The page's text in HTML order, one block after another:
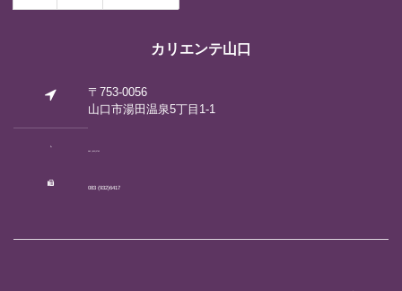
カリエンテ山口
〒753-0056
山口市湯田温泉5丁目1-1
083 (932)6417